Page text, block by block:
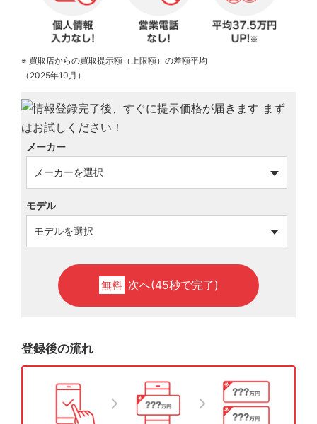
※ 買取店からの買取提示額（上限額）の差額平均
（2025年10月）
メーカー
モデル
無料 次へ(45秒で完了)
登録後の流れ